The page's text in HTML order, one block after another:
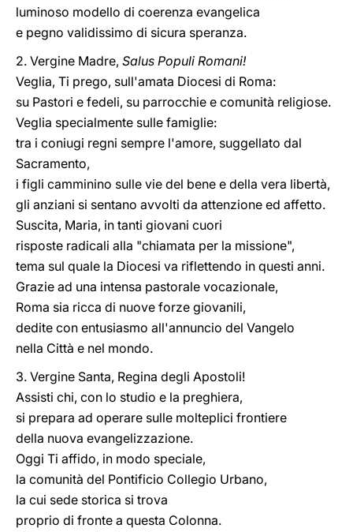
luminoso modello di coerenza evangelica
e pegno validissimo di sicura speranza.
2. Vergine Madre, Salus Populi Romani!
Veglia, Ti prego, sull'amata Diocesi di Roma:
su Pastori e fedeli, su parrocchie e comunità religiose.
Veglia specialmente sulle famiglie:
tra i coniugi regni sempre l'amore, suggellato dal
Sacramento,
i figli camminino sulle vie del bene e della vera libertà,
gli anziani si sentano avvolti da attenzione ed affetto.
Suscita, Maria, in tanti giovani cuori
risposte radicali alla "chiamata per la missione",
tema sul quale la Diocesi va riflettendo in questi anni.
Grazie ad una intensa pastorale vocazionale,
Roma sia ricca di nuove forze giovanili,
dedite con entusiasmo all'annuncio del Vangelo
nella Città e nel mondo.
3. Vergine Santa, Regina degli Apostoli!
Assisti chi, con lo studio e la preghiera,
si prepara ad operare sulle molteplici frontiere
della nuova evangelizzazione.
Oggi Ti affido, in modo speciale,
la comunità del Pontificio Collegio Urbano,
la cui sede storica si trova
proprio di fronte a questa Colonna.